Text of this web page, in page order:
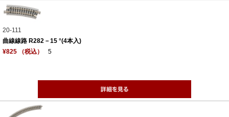
20-111
曲線線路 R282－15 °(4本入)
¥825 （税込）
5